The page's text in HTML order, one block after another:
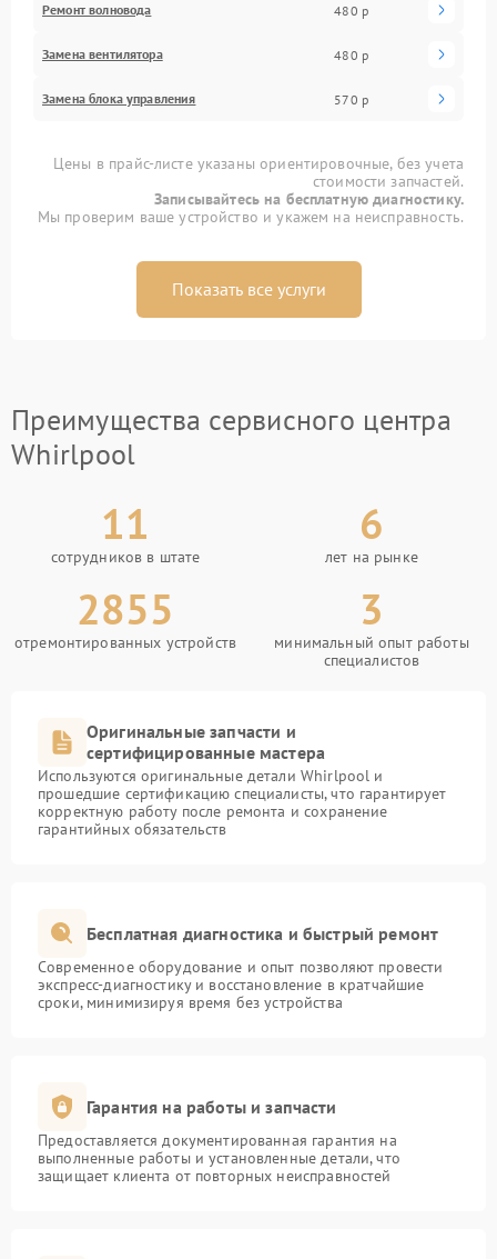
Ремонт волновода 480 р
Замена вентилятора 480 р
Замена блока управления 570 р
Цены в прайс-листе указаны ориентировочные, без учета
стоимости запчастей.
Записывайтесь на бесплатную диагностику.
Мы проверим ваше устройство и укажем на неисправность.
Показать все услуги
Преимущества сервисного центра
Whirlpool
11
сотрудников в штате
6
лет на рынке
2855
отремонтированных устройств
3
минимальный опыт работы
специалистов
Оригинальные запчасти и
сертифицированные мастера
Используются оригинальные детали Whirlpool и
прошедшие сертификацию специалисты, что гарантирует
корректную работу после ремонта и сохранение
гарантийных обязательств
Бесплатная диагностика и быстрый ремонт
Современное оборудование и опыт позволяют провести
экспресс-диагностику и восстановление в кратчайшие
сроки, минимизируя время без устройства
Гарантия на работы и запчасти
Предоставляется документированная гарантия на
выполненные работы и установленные детали, что
защищает клиента от повторных неисправностей